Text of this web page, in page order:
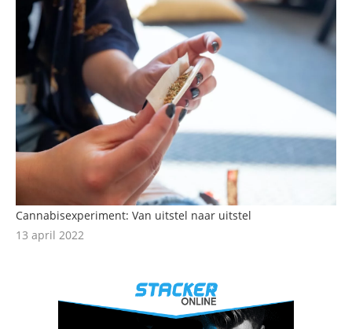
Cannabisexperiment: Van uitstel naar uitstel
13 april 2022